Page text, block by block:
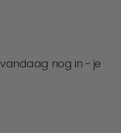
vandaag nog in - je